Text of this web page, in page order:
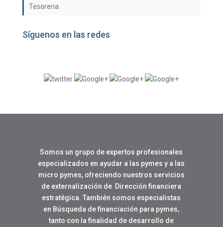
Tesoreria
Síguenos en las redes
Somos un grupo de expertos profesionales
especializados en ayudar a las pymes y a las
micro pymes, ofreciendo nuestros servicios
de externalización de Dirección financiera
estratégica. También somos especialistas
en Búsqueda de financiación para pymes,
tanto con la finalidad de desarrollo de